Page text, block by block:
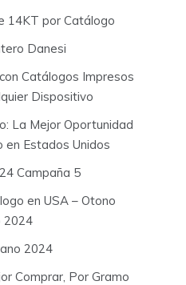
14KT por Catálogo
Danesi
Catálogos Impresos
Dispositivo
La Mejor Oportunidad
en Estados Unidos
Campaña 5
en USA – Otono
2024
2024
Comprar, Por Gramo